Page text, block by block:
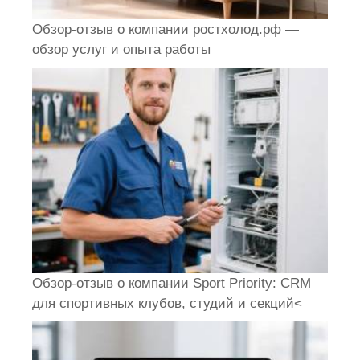
Обзор-отзыв о компании ростхолод.рф —
обзор услуг и опыта работы
Обзор-отзыв о компании Sport Priority: CRM
для спортивных клубов, студий и секций<